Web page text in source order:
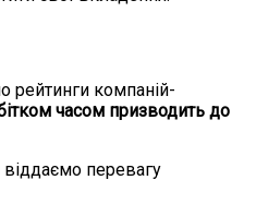
рейтинги компаній-
часом призводить до
віддаємо перевагу